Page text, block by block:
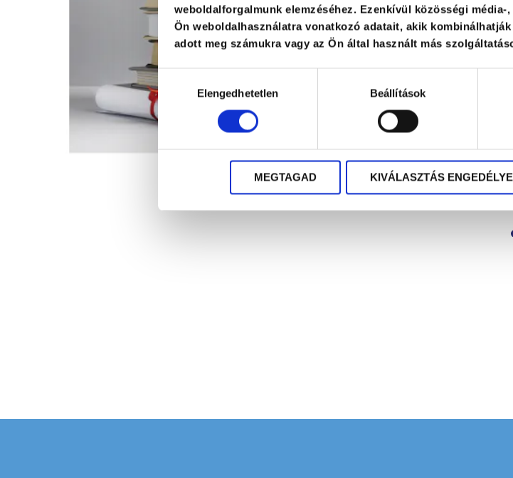
weboldalforgalmunk elemzéséhez. Ezenkívül közösségi
Ön weboldalhasználatra vonatkozó adatait, akik
adott meg számukra vagy az Ön által használt más
Hozzájárulás
kiválasztásaElengedhetetlen Beállítások
MEGTAGAD KIVÁLASZTÁS